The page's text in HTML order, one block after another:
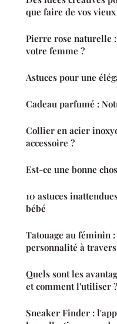
que faire de vos
Pierre rose naturelle
votre femme ?
Astuces pour une
Cadeau parfumé :
Collier en acier
accessoire ?
Est-ce une bonne
10 astuces
bébé
Tatouage au féminin
personnalité à
Quels sont les
et comment l'utiliser ?
Sneaker Finder :